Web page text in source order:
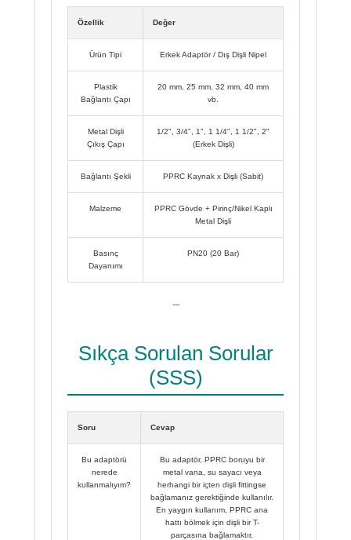
Özellik Değer
Ürün Tipi Erkek Adaptör / Dış Dişli Nipel
Plastik
Bağlantı Çapı
20 mm, 25 mm, 32 mm, 40 mm
vb.
Metal Dişli
Çıkış Çapı
1/2", 3/4", 1", 1 1/4", 1 1/2", 2"
(Erkek Dişli)
Bağlantı Şekli PPRC Kaynak x Dişli (Sabit)
Malzeme
PPRC Gövde + Pirinç/Nikel Kaplı
Metal Dişli
Basınç
Dayanımı
PN20 (20 Bar)
---
Sıkça Sorulan Sorular
(SSS)
Soru Cevap
Bu adaptörü
nerede
kullanmalıyım?
Bu adaptör, PPRC boruyu bir
metal vana, su sayacı veya
herhangi bir içten dişli fittingse
bağlamanız gerektiğinde kullanılır.
En yaygın kullanım, PPRC ana
hattı bölmek için dişli bir T-
parçasına bağlamaktır.